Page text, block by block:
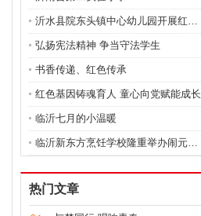
沂水县院东头镇中心幼儿园开展红色绘本讲读活动
弘扬宪法精神 争当守法学生
书香传递、红色传承
红色基因铸魂育人 童心向党赋能成长
临沂七月的小温暖
临沂新东方烹饪学校隆重举办闹元宵美食品鉴会
热门文章